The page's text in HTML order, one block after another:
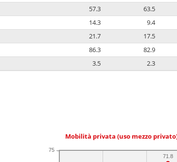
57.3 63.5
14.3 9.4
21.7 17.5
86.3 82.9
3.5 2.3
Mobilità privata (uso mezzo
75
71.8